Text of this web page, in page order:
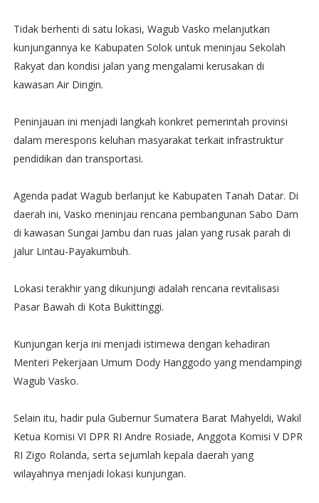
Tidak berhenti di satu lokasi, Wagub Vasko melanjutkan
kunjungannya ke Kabupaten Solok untuk meninjau Sekolah
Rakyat dan kondisi jalan yang mengalami kerusakan di
kawasan Air Dingin.
Peninjauan ini menjadi langkah konkret pemerintah provinsi
dalam merespons keluhan masyarakat terkait infrastruktur
pendidikan dan transportasi.
Agenda padat Wagub berlanjut ke Kabupaten Tanah Datar. Di
daerah ini, Vasko meninjau rencana pembangunan Sabo Dam
di kawasan Sungai Jambu dan ruas jalan yang rusak parah di
jalur Lintau-Payakumbuh.
Lokasi terakhir yang dikunjungi adalah rencana revitalisasi
Pasar Bawah di Kota Bukittinggi.
Kunjungan kerja ini menjadi istimewa dengan kehadiran
Menteri Pekerjaan Umum Dody Hanggodo yang mendampingi
Wagub Vasko.
Selain itu, hadir pula Gubernur Sumatera Barat Mahyeldi, Wakil
Ketua Komisi VI DPR RI Andre Rosiade, Anggota Komisi V DPR
RI Zigo Rolanda, serta sejumlah kepala daerah yang
wilayahnya menjadi lokasi kunjungan.